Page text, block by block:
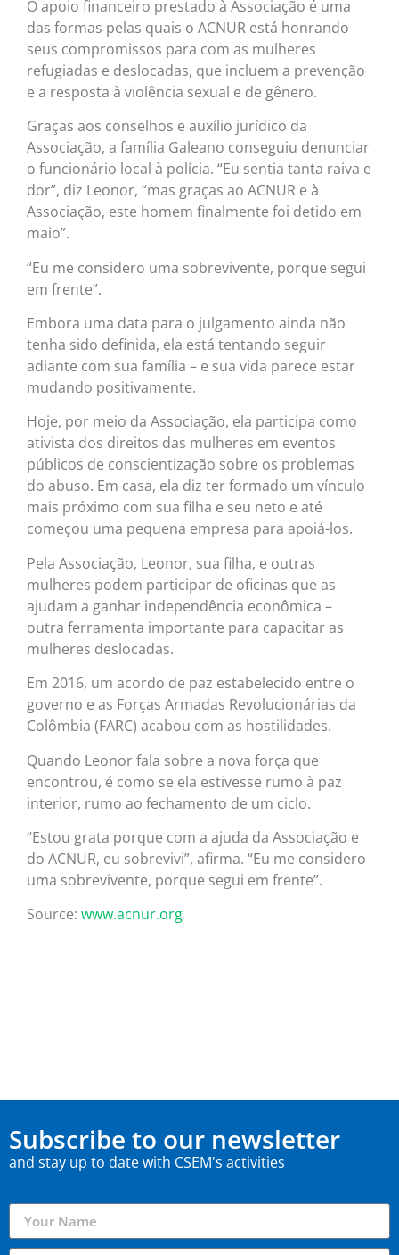
O apoio financeiro prestado à Associação é uma
das formas pelas quais o ACNUR está honrando
seus compromissos para com as mulheres
refugiadas e deslocadas, que incluem a prevenção
e a resposta à violência sexual e de gênero.
Graças aos conselhos e auxílio jurídico da
Associação, a família Galeano conseguiu denunciar
o funcionário local à polícia. “Eu sentia tanta raiva e
dor”, diz Leonor, “mas graças ao ACNUR e à
Associação, este homem finalmente foi detido em
maio”.
“Eu me considero uma sobrevivente, porque segui
em frente”.
Embora uma data para o julgamento ainda não
tenha sido definida, ela está tentando seguir
adiante com sua família – e sua vida parece estar
mudando positivamente.
Hoje, por meio da Associação, ela participa como
ativista dos direitos das mulheres em eventos
públicos de conscientização sobre os problemas
do abuso. Em casa, ela diz ter formado um vínculo
mais próximo com sua filha e seu neto e até
começou uma pequena empresa para apoiá-los.
Pela Associação, Leonor, sua filha, e outras
mulheres podem participar de oficinas que as
ajudam a ganhar independência econômica –
outra ferramenta importante para capacitar as
mulheres deslocadas.
Em 2016, um acordo de paz estabelecido entre o
governo e as Forças Armadas Revolucionárias da
Colômbia (FARC) acabou com as hostilidades.
Quando Leonor fala sobre a nova força que
encontrou, é como se ela estivesse rumo à paz
interior, rumo ao fechamento de um ciclo.
“Estou grata porque com a ajuda da Associação e
do ACNUR, eu sobrevivi”, afirma. “Eu me considero
uma sobrevivente, porque segui em frente”.
Source: www.acnur.org
Subscribe to our newsletter
and stay up to date with CSEM's activities